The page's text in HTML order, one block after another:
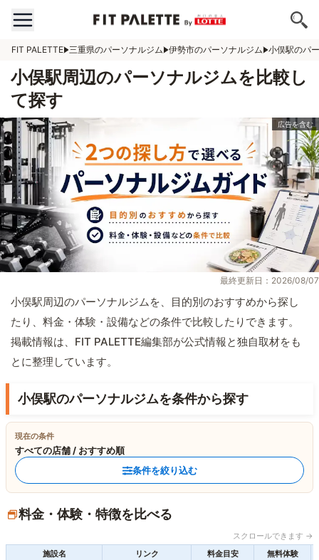
FIT PALETTE 三重県のパーソナルジム 伊勢市のパーソナルジム 小俣駅のパ
小俣駅周辺のパーソナルジムを比較し
て探す
最終更新日：2026/08/07
小俣駅周辺のパーソナルジムを、目的別のおすすめから探し
たり、料金・体験・設備などの条件で比較したりできます。
掲載情報は、FIT PALETTE編集部が公式情報と独自取材をも
とに整理しています。
小俣駅のパーソナルジムを条件から探す
現在の条件
すべての店舗 / おすすめ順
条件を絞り込む
料金・体験・特徴を比べる
スクロールできます →
施設名
リンク 料金目安 無料体験